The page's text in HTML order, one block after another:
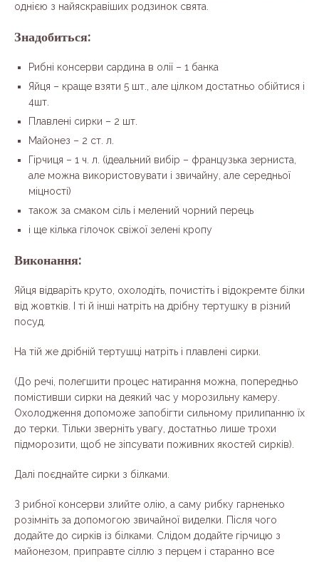
однією з найяскравіших родзинок свята.
Знадобиться:
Рибні консерви сардина в олії – 1 банка
Яйця – краще взяти 5 шт., але цілком достатньо обійтися і
4шт.
Плавлені сирки – 2 шт.
Майонез – 2 ст. л.
Гірчиця – 1 ч. л. (ідеальний вибір – французька зерниста,
але можна використовувати і звичайну, але середньої
міцності)
також за смаком сіль і мелений чорний перець
і ще кілька гілочок свіжої зелені кропу
Виконання:
Яйця відваріть круто, охолодіть, почистіть і відокремте білки
від жовтків. І ті й інші натріть на дрібну тертушку в різний
посуд.
На тій же дрібній тертушці натріть і плавлені сирки.
(До речі, полегшити процес натирання можна, попередньо
помістивши сирки на деякий час у морозильну камеру.
Охолодження допоможе запобігти сильному прилипанню їх
до терки. Тільки зверніть увагу, достатньо лише трохи
підморозити, щоб не зіпсувати поживних якостей сирків).
Далі поєднайте сирки з білками.
З рибної консерви злийте олію, а саму рибку гарненько
розімніть за допомогою звичайної виделки. Після чого
додайте до сирків із білками. Слідом додайте гірчицю з
майонезом, приправте сіллю з перцем і старанно все